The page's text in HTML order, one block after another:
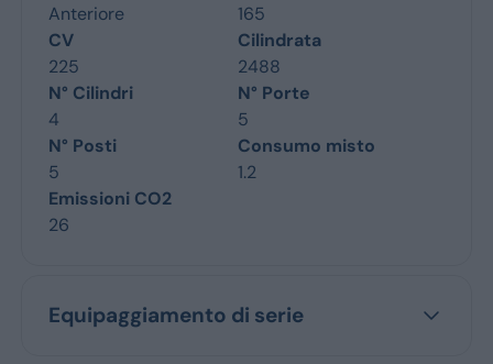
Anteriore
165
CV
225
Cilindrata
2488
N° Cilindri
4
N° Porte
5
N° Posti
5
Consumo misto
1.2
Emissioni CO2
26
Equipaggiamento di serie